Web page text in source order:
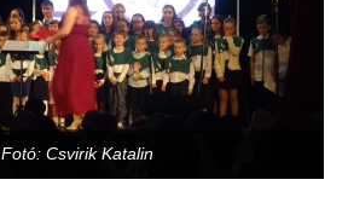
Fotó: Csvirik Katalin